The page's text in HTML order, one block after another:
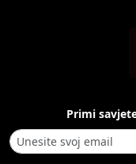
Primi